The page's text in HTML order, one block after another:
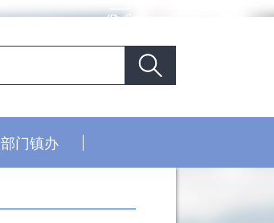
部门镇办